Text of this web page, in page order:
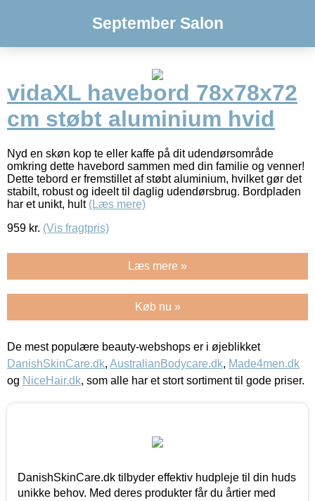
September Salon
vidaXL havebord 78x78x72
cm støbt aluminium hvid
Nyd en skøn kop te eller kaffe på dit udendørsområde
omkring dette havebord sammen med din familie og venner!
Dette tebord er fremstillet af støbt aluminium, hvilket gør det
stabilt, robust og ideelt til daglig udendørsbrug. Bordpladen
har et unikt, hult (Læs mere)
959 kr. (Vis fragtpris)
Læs mere »
Køb nu »
De mest populære beauty-webshops er i øjeblikket
DanishSkinCare.dk, AustralianBodycare.dk, Made4men.dk
og NiceHair.dk, som alle har et stort sortiment til gode priser.
DanishSkinCare.dk tilbyder effektiv hudpleje til din huds
unikke behov. Med deres produkter får du årtier med